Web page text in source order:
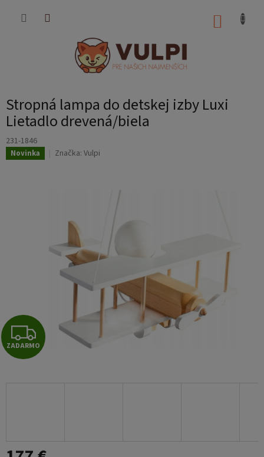
Stropná lampa do detskej izby Luxi
Lietadlo drevená/biela
231-1846
Novinka Značka: Vulpi
Z
A
ZADARMO